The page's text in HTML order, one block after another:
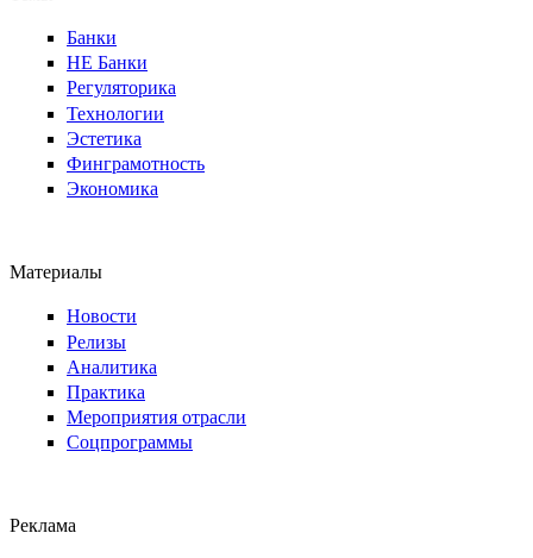
Банки
НЕ Банки
Регуляторика
Технологии
Эстетика
Финграмотность
Экономика
Материалы
Новости
Релизы
Аналитика
Практика
Мероприятия отрасли
Соцпрограммы
Реклама